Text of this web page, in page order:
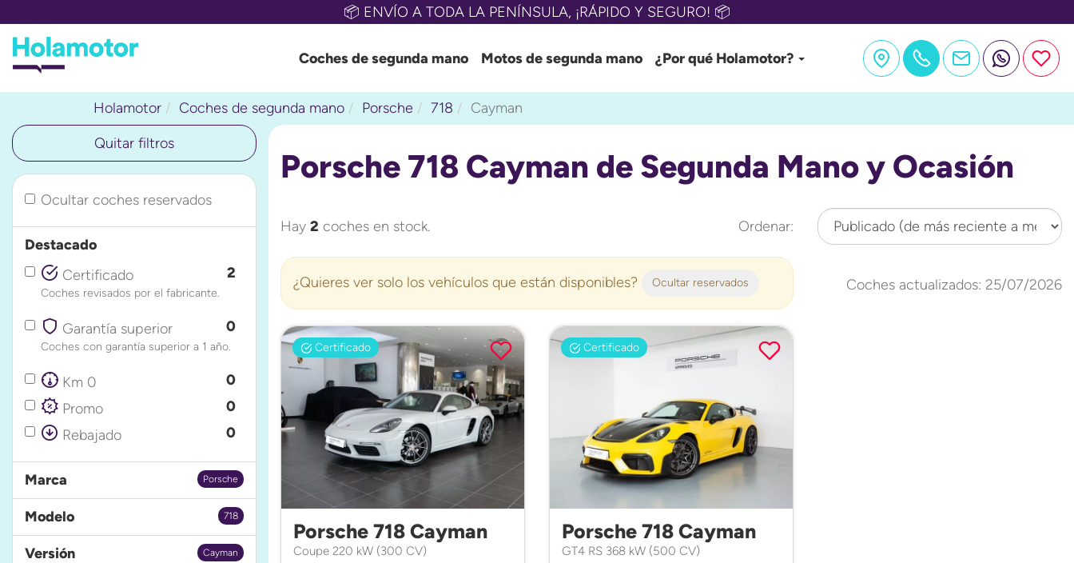
📦 ENVÍO A TODA LA PENÍNSULA, ¡RÁPIDO Y SEGURO! 📦
Coches de segunda mano Motos de segunda mano ¿Por qué Holamotor?
Holamotor Coches de segunda mano Porsche 718 Cayman
Porsche 718 Cayman de Segunda Mano y Ocasión
Hay 2 coches en stock. Ordenar:
¿Quieres ver solo los vehículos que están disponibles? Ocultar reservados Coches actualizados: 25/07/2026
Certificado
Porsche 718 Cayman
Coupe 220 kW (300 CV)
Certificado
Porsche 718 Cayman
GT4 RS 368 kW (500 CV)
Quitar filtros
Ocultar coches reservados
Destacado
Certificado
2
Coches revisados por el fabricante.
Garantía superior 0
Coches con garantía superior a 1 año.
Km 0
0
Promo
0
Rebajado
0
Porsche
Marca
718
Modelo
Cayman
Versión